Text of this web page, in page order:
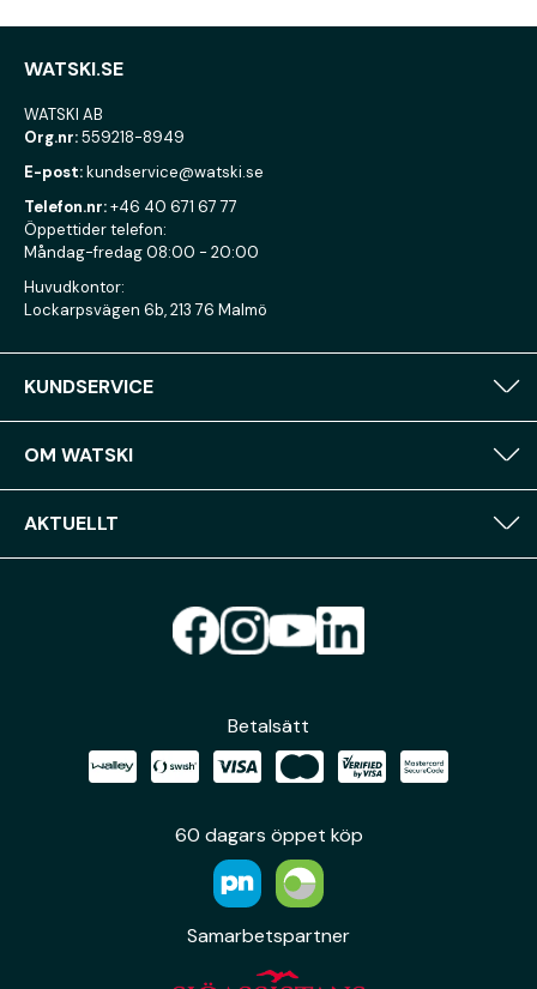
WATSKI.SE
WATSKI AB
Org.nr:559218-8949
E-post:kundservice@watski.se
Telefon.nr:+46 40 671 67 77
Öppettider telefon:
Måndag-fredag 08:00 - 20:00
Huvudkontor:
Lockarpsvägen 6b, 213 76 Malmö
KUNDSERVICE
OM WATSKI
AKTUELLT
Betalsätt
60 dagars öppet köp
Samarbetspartner